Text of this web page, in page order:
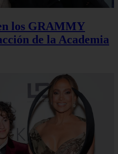
los GRAMMY
de la Academia